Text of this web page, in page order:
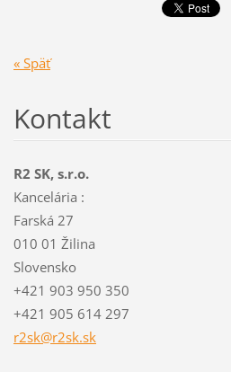
« Späť
Kontakt
R2 SK, s.r.o.
Kancelária :
Farská 27
010 01 Žilina
Slovensko
+421 903 950 350
+421 905 614 297
r2sk@r2sk.sk